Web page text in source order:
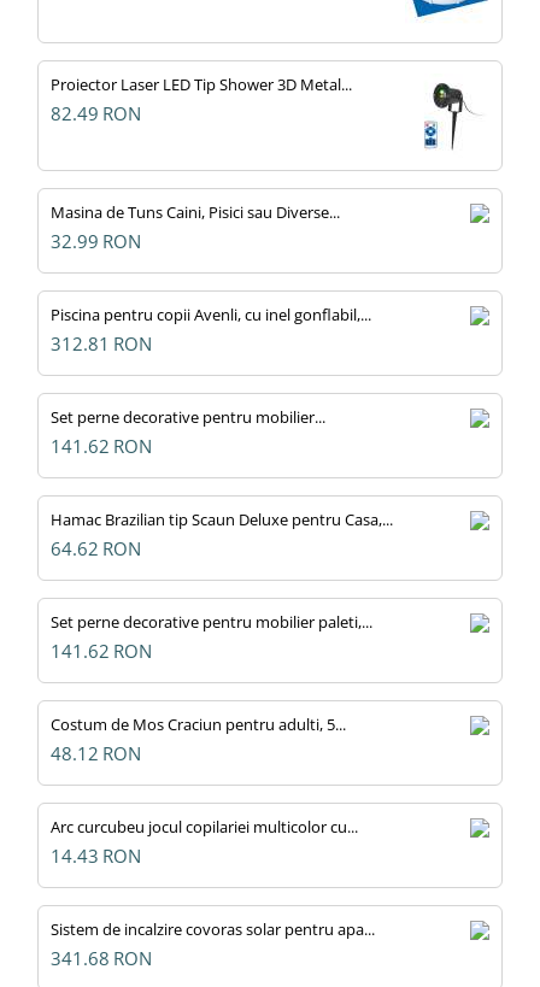
Proiector Laser LED Tip Shower 3D Metal...
82.49 RON
Masina de Tuns Caini, Pisici sau Diverse...
32.99 RON
Piscina pentru copii Avenli, cu inel gonflabil,...
312.81 RON
Set perne decorative pentru mobilier...
141.62 RON
Hamac Brazilian tip Scaun Deluxe pentru Casa,...
64.62 RON
Set perne decorative pentru mobilier paleti,...
141.62 RON
Costum de Mos Craciun pentru adulti, 5...
48.12 RON
Arc curcubeu jocul copilariei multicolor cu...
14.43 RON
Sistem de incalzire covoras solar pentru apa...
341.68 RON